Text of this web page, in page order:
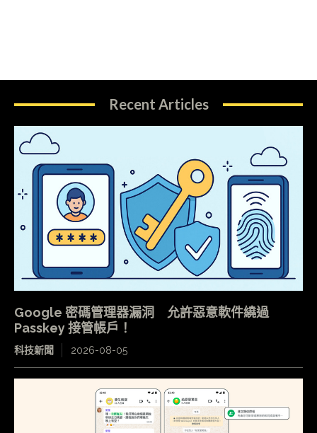
Recent Articles
Google 密碼管理器漏洞 允許惡意軟件繞過
Passkey 接管帳戶！
科技新聞 2026-08-05